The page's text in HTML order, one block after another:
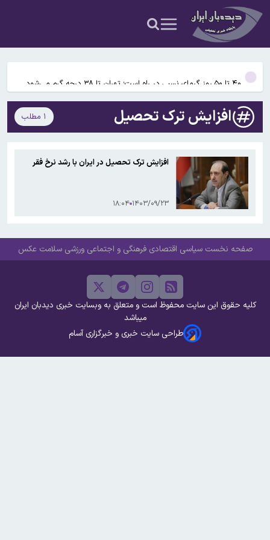
تردد در کندوان و هراز
پروژه بال‌های تاشونده ایرباس وارد فاز پرواز آزمایشی می‌شود
۴۰ تا ۵۰ روز گرمای نسبی در راه است؛ تهران تا ۳۸ درجه گرم می‌شود
ایران با کمپانی های نفتی بین المللی شرکت جدید نفتی تاسیس می کند
ترافیک در محورهای خروجی مازندران سنگین است/ اجرای محدودیت
پروژه بال‌های تاشونده ایرباس وارد فاز پرواز آزمایشی می‌شود
نتایج آزمون ورودی پایه هفتم مدارس استعدادهای درخشان (سمپاد)
اعلام شد
افزایش ترک تحصیل ۱ مطلب
افزایش ترک تحصیل در ایران با رشد نرخ فقر
۱۴۰۳/۰۹/۲۳ ۱۸:۰۴
صفحه نخست سیاسی اقتصادی فرهنگی و اجتماعی ورزشی سلامت عکس
کلیه حقوق این سایت محفوظ است و متعلق به وبسایت خبری دیدبان ایران
میباشد
طراحی سایت خبری و خبرگزاری آسام